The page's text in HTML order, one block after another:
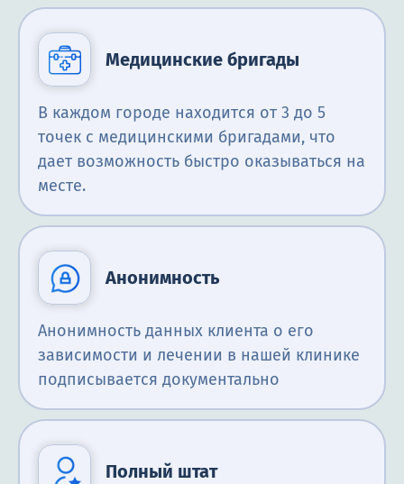
Медицинские бригады
В каждом городе находится от 3 до 5
точек с медицинскими бригадами, что
дает возможность быстро оказываться на
месте.
Анонимность
Анонимность данных клиента о его
зависимости и лечении в нашей клинике
подписывается документально
Полный штат